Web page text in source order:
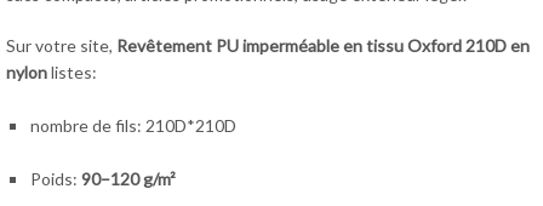
Sur votre site, Revêtement PU imperméable en tissu Oxford 210D en
nylonlistes:
nombre de fils: 210D*210D
Poids: 90–120 g/m²